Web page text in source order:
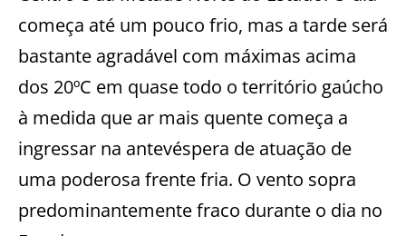
começa até um pouco frio, mas a tarde será
bastante agradável com máximas acima
dos 20ºC em quase todo o território gaúcho
à medida que ar mais quente começa a
ingressar na antevéspera de atuação de
uma poderosa frente fria. O vento sopra
predominantemente fraco durante o dia no